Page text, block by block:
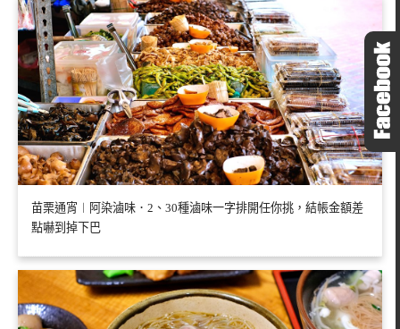
苗栗通宵︱阿染滷味．2、30種滷味一字排開任你挑，結帳金額差
點嚇到掉下巴